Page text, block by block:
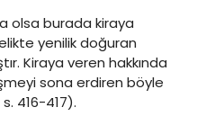
olsa burada kiraya
yenilik doğuran
Kiraya veren hakkında
sona erdiren böyle
416-417).